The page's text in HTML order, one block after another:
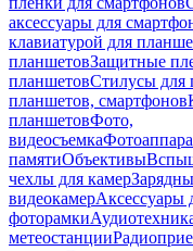
аксессуары для
клавиатурой для
планшетовЗащитные
планшетовСтилусы для
планшетов, смартфонов
планшетовФото,
видеосъемка
памятиОбъективы
чехлы для камер
видеокамерАксессуары
фоторамки
метеостанции